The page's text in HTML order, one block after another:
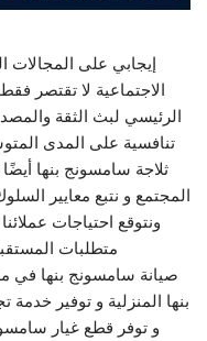
إيجابي على المجالات
الاجتماعية لا تقتصر
الرئيسي لبث الثقة
تنافسية على المدى
ثلاجة سامسونج بنها
المجتمع و نتبع معايير
ونتوقع احتياجات
متطلبات
صيانة سامسونج بنها في
بنها المنزلية و توفير
و توفر قطع غيار